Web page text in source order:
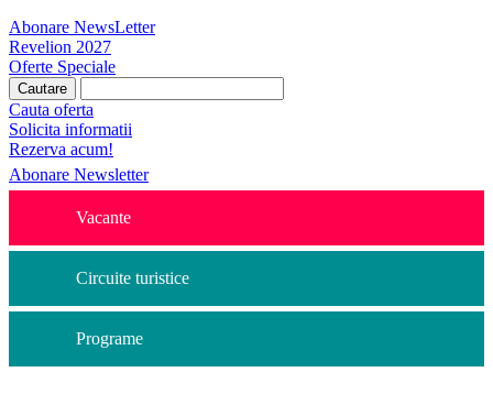
Abonare NewsLetter
Revelion 2027
Oferte Speciale
Cauta oferta
Solicita informatii
Rezerva acum!
Abonare Newsletter
Vacante
Circuite turistice
Programe